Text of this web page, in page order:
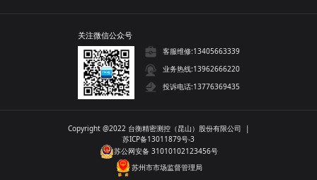
关注微信公众号
客服维修:13405663339
业务热线:13962666220
投诉电话:13776369435
Copyright @2022 台衡精密测控（昆山）股份有限公司 |
苏ICP备13011879号-3
苏公网安备 31010102123456号
苏州市市场监督管理局